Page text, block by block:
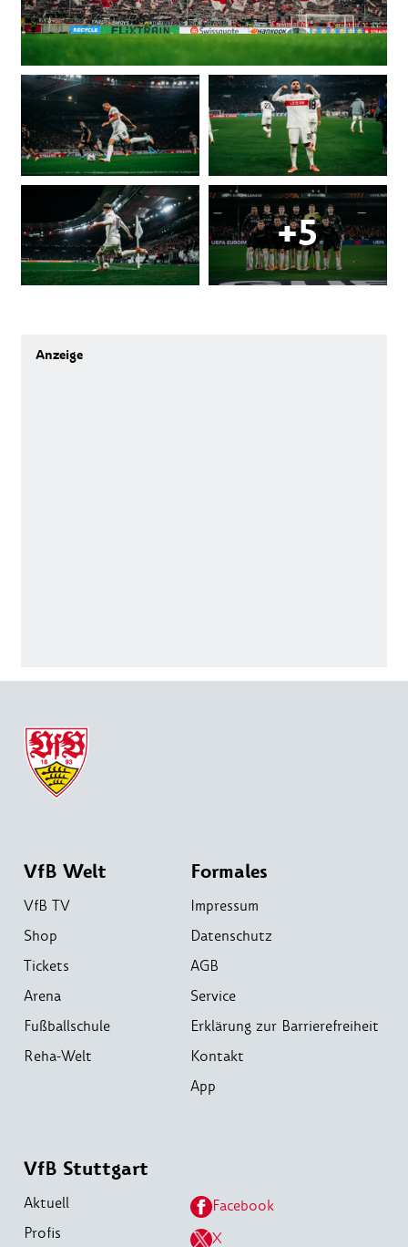
VfB Welt
VfB TV
Shop
Tickets
Arena
Fußballschule
Reha-Welt
Formales
Impressum
Datenschutz
AGB
Service
Erklärung zur Barrierefreiheit
Kontakt
App
VfB Stuttgart
Aktuell
Profis
Facebook
X